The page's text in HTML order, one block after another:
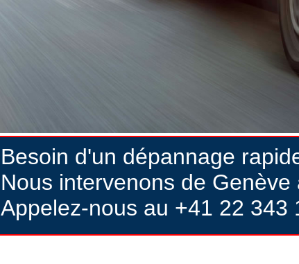
Besoin d'un dépannage
Nous intervenons de Genève
Appelez-nous au +41 22 343